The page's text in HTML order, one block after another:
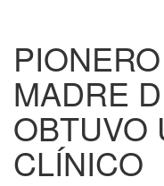
MADRE
OBTUVO
CLÍNICO